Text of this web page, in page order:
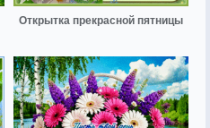
Открытка прекрасной пятницы